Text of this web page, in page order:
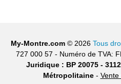
My-Montre.com © 2026 Tous
727 000 57 - Numéro de TVA:
Juridique : BP 20075 -
Métropolitaine-